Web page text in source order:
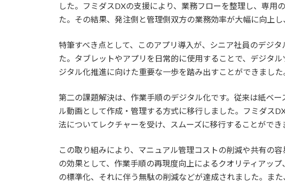
した。フミダスDXの支援により、業務フローを整理し、専用
た。その結果、発注側と管理側双方の業務効率が大幅に向上
特筆すべき点として、このアプリ導入が、シニア社員のデジ
た。タブレットやアプリを日常的に使用することで、デジタ
ジタル化推進に向けた重要な一歩を踏み出すことができました
第二の課題解決は、作業手順のデジタル化です。従来は紙ベ
ル動画として作成・管理する方式に移行しました。フミダス
法についてレクチャーを受け、スムーズに移行することができ
この取り組みにより、マニュアル管理コストの削減や共有の
の効果として、作業手順の再現度向上によるクオリティアッ
の標準化、それに伴う無駄の削減などが達成されました。ま